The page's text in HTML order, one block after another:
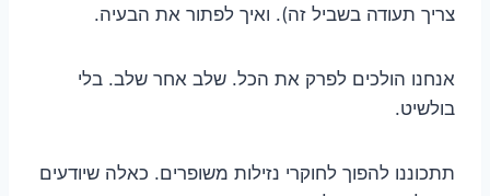
צריך תעודה בשביל זה). ואיך לפתור את הבעיה.
אנחנו הולכים לפרק את הכל. שלב אחר שלב. בלי
בולשיט.
תתכוננו להפוך לחוקרי נזילות משופרים. כאלה שיודעים